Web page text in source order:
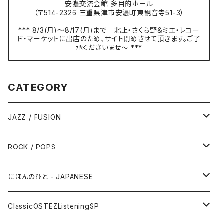
安濃交流会館 多目的ホール
（〒514-2326 三重県津市安濃町東観音寺51-3）
*** 8/3(月)〜8/17(月)まで 北上・さくら野＆ミエ・レコー
ド・マーケットに出店のため、サイト閉めさせて頂きます。ご了
承くださいませ〜 ***
CATEGORY
JAZZ / FUSION
ピアノ - Piano
サックス - Saxophone
トランペット - Trumpet
ROCK / POPS
50s-60s POPULAR VOCAL / OLDIES
SURF / INSTRO
にほんのひと - JAPANESE
グループサウンズ - GS
ClassicOSTEZListeningSP